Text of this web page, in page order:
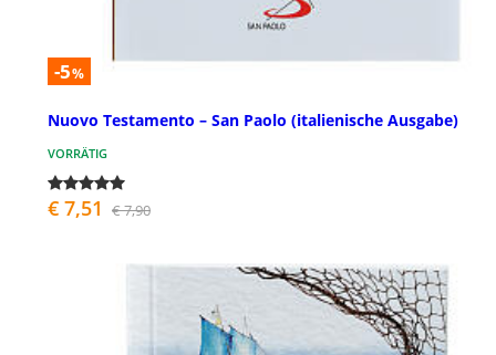
-5%
Nuovo Testamento – San Paolo (italienische Ausgabe)
VORRÄTIG
€ 7,51 € 7,90